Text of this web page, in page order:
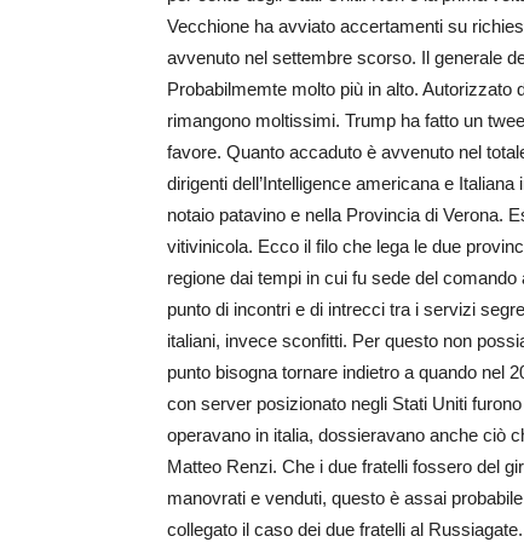
Vecchione ha avviato accertamenti su
avvenuto nel settembre scorso. Il generale
Probabilmemte molto più in alto.
rimangono moltissimi. Trump ha fatto un
favore. Quanto accaduto è avvenuto nel
dirigenti dell’Intel­ligence americana e
notaio patavino e nella Pro­vincia di Verona.
vitivinicola. Ecco il filo che lega le due
regione dai tempi in cui fu sede del
punto di incontri e di intrecci tra i servizi
italiani, invece sconfitti. Per questo non
punto bisogna tornare indietro a quando nel
con server posizionato negli Stati Uniti
operavano in italia, dossieravano anche ciò
Matteo Renzi. Che i due fratelli fossero del
manovrati e venduti, questo è assai
collegato il caso dei due fratelli al